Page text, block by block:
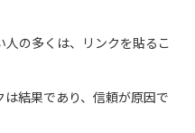
の多くは、リンクを貼るこ
結果であり、信頼が原因で